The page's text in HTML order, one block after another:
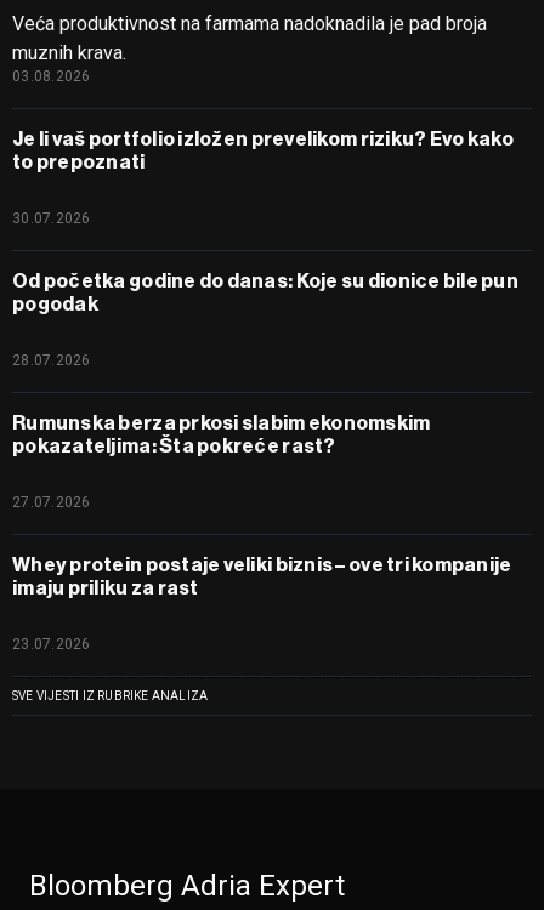
Veća produktivnost na farmama nadoknadila je pad broja
muznih krava.
03.08.2026
Je li vaš portfolio izložen prevelikom riziku? Evo kako
to prepoznati
30.07.2026
Od početka godine do danas: Koje su dionice bile pun
pogodak
28.07.2026
Rumunska berza prkosi slabim ekonomskim
pokazateljima: Šta pokreće rast?
27.07.2026
Whey protein postaje veliki biznis – ove tri kompanije
imaju priliku za rast
23.07.2026
SVE VIJESTI IZ RUBRIKE ANALIZA
Bloomberg Adria Expert